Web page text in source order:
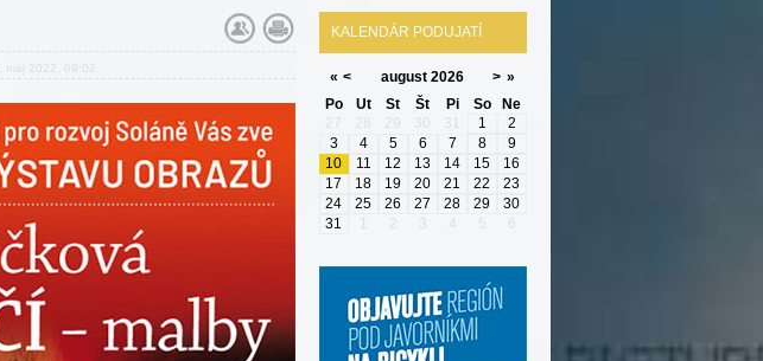
máj 2022, 09:02
KALENDÁR PODUJATÍ
« < august 2026 > »
Po
Ut St Št Pi So
Ne
27
28 29 30 31 1
2
3
4 5 6 7 8
9
10
11 12 13 14 15
16
17
18 19 20 21 22
23
24
25 26 27 28 29
30
31
2 3 5 6